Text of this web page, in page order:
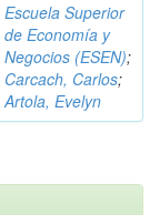
Escuela Superior
de Economía y
Negocios (ESEN);
Carcach, Carlos;
Artola, Evelyn